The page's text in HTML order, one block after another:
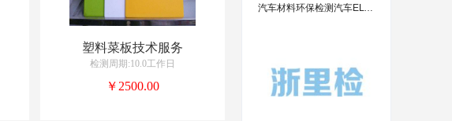
塑料菜板技术服务
检测周期:10.0工作日
￥2500.00